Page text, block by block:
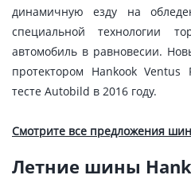
динамичную езду на
специальной технологии
автомобиль в равновесии.
протектором Hankook
тесте Autobild в 2016 году.
Смотрите все предложения
Летние шины